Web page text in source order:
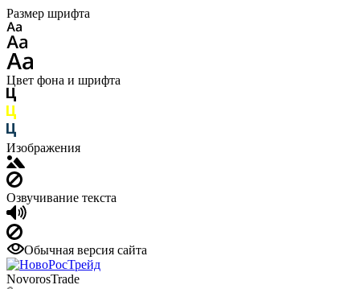
Размер шрифта
Цвет фона и шрифта
Изображения
Озвучивание текста
Обычная версия сайта
NovorosTrade